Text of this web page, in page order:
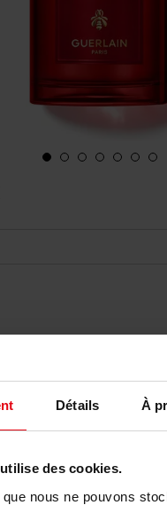
Détails À
des cookies.
que nous ne pouvons
gratuite à partir de 50€
dans votre magasin